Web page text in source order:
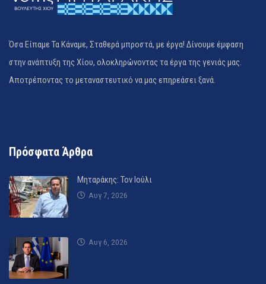
Όσα Είπαμε Τα Κάναμε, Σταθερά μπροστά, με έργα! Δίνουμε έμφαση
στην ανάπτυξη της Χίου, ολοκληρώνοντας τα έργα της γενιάς μας.
Αποτρέποντας το μεταναστευτικό να μας επηρεάσει ξανά.
Πρόσφατα Άρθρα
Μηταράκης: Τον Ιούλι
Αυγ 7, 2026
Αυγ 6, 2026